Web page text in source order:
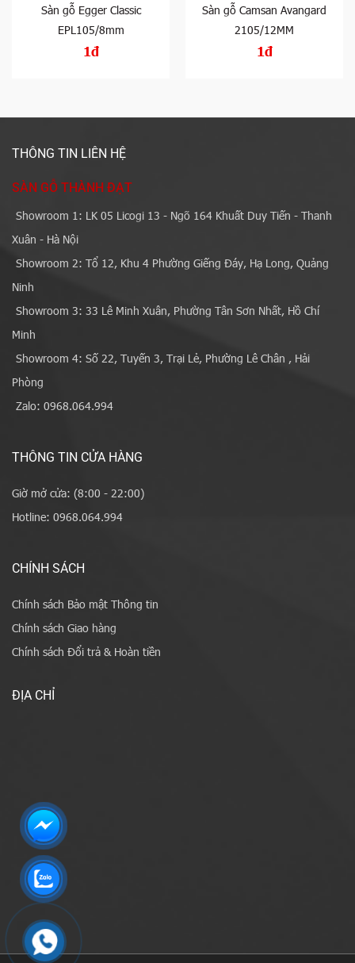
Sàn gỗ Egger Classic
EPL105/8mm
1đ
Sàn gỗ Camsan Avangard
2105/12MM
1đ
THÔNG TIN LIÊN HỆ
SÀN GỖ THÀNH ĐẠT
Showroom 1: LK 05 Licogi 13 - Ngõ 164 Khuất Duy Tiến - Thanh
Xuân - Hà Nội
Showroom 2: Tổ 12, Khu 4 Phường Giếng Đáy, Hạ Long, Quảng
Ninh
Showroom 3: 33 Lê Minh Xuân, Phường Tân Sơn Nhất, Hồ Chí
Minh
Showroom 4: Số 22, Tuyến 3, Trại Lẻ, Phường Lê Chân , Hải
Phòng
Zalo: 0968.064.994
THÔNG TIN CỬA HÀNG
Giờ mở cửa: (8:00 - 22:00)
Hotline: 0968.064.994
CHÍNH SÁCH
Chính sách Bảo mật Thông tin
Chính sách Giao hàng
Chính sách Đổi trả & Hoàn tiền
ĐỊA CHỈ